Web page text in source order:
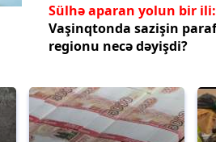
Sülhə aparan yolun bir ili:
Vaşinqtonda sazişin
regionu necə dəyişdi?